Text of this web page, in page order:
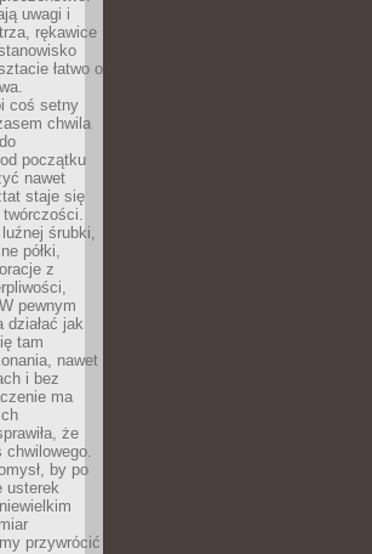
uwagi i
rękawice
łatwo o
coś setny
chwila
początku
nawet
staje się
śrubki,
półki,
z
pewnym
jak
tam
nawet
i bez
ma
że
chwilowego.
by po
usterek
przywrócić